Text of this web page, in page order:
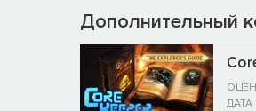
Дополнительный